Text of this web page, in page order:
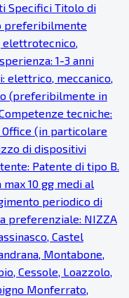
Specifici Titolo di
preferibilmente
elettrotecnico,
1-3 anni
elettrico, meccanico,
(preferibilmente in
tecniche:
(in particolare
di dispositivi
Patente di tipo B.
10 gg medi al
periodico di
preferenziale: NIZZA
Castel
Montabone,
Cessole, Loazzolo,
Monferrato,